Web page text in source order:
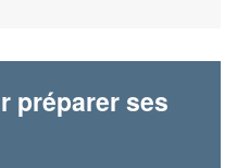
préparer ses